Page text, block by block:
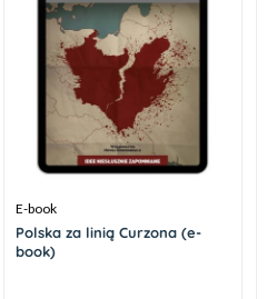
E-book
Polska za linią Curzona (e-
book)